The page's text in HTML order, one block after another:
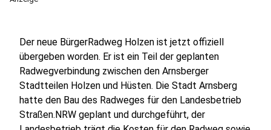
Der neue BürgerRadweg Holzen ist jetzt offiziell
übergeben worden. Er ist ein Teil der geplanten
Radwegverbindung zwischen den Arnsberger
Stadtteilen Holzen und Hüsten. Die Stadt Arnsberg
hatte den Bau des Radweges für den Landesbetrieb
Straßen.NRW geplant und durchgeführt, der